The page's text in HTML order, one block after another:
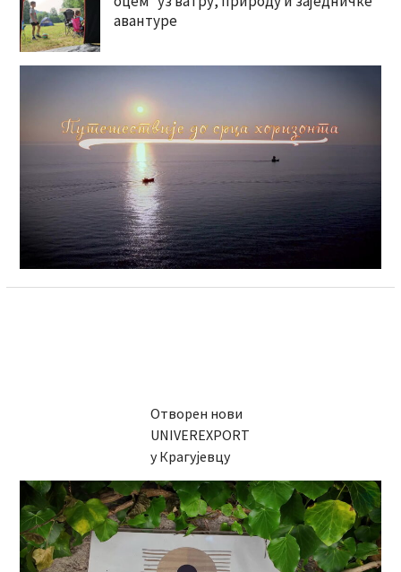
авантуре
Отворен нови
UNIVEREXPORT
у Крагујевцу